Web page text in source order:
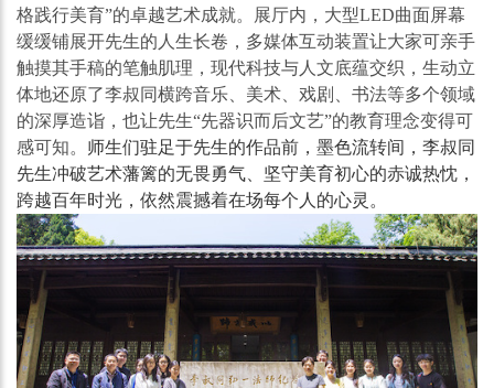
格践行美育”的卓越艺术成就。展厅内，大型LED曲面屏幕
缓缓铺展开先生的人生长卷，多媒体互动装置让大家可亲手
触摸其手稿的笔触肌理，现代科技与人文底蕴交织，生动立
体地还原了李叔同横跨音乐、美术、戏剧、书法等多个领域
的深厚造诣，也让先生“先器识而后文艺”的教育理念变得可
感可知。 师生们驻足于先生的作品前，墨色流转间，李叔同
先生冲破艺术藩篱的无畏勇气、坚守美育初心的赤诚热忱，
跨越百年时光，依然震撼着在场每个人的心灵。